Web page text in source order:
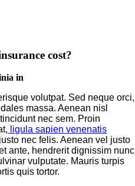
cost?
in
volutpat. Sed neque orci,
massa. Aenean nisl
nec sem. Proin
ligula sapien venenatis
nec felis. Aenean vel justo
ante, hendrerit dignissim nunc
vulputate. Mauris turpis
quis tortor.